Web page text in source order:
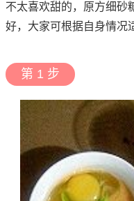
不太喜欢甜的，原方细砂
好，大家可根据自身情况
第 1 步